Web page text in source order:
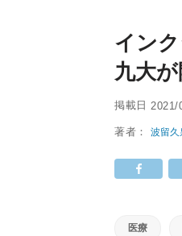
イン
九大
掲載日 2021/
著者：波留久
医療